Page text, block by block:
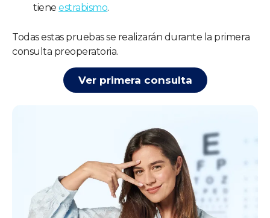
tieneestrabismo.
Todas estas pruebas se realizarán durante la primera
consulta preoperatoria.
Ver primera consulta